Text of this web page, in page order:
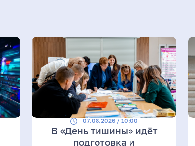
07.08.2026 / 10:00
В «День тишины» идёт
подготовка и